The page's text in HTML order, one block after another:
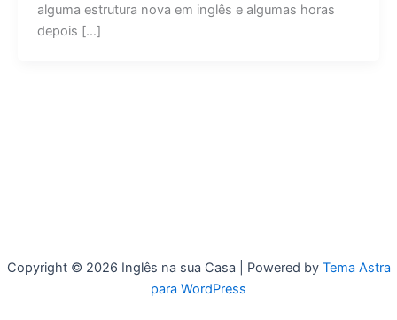
alguma estrutura nova em inglês e algumas horas
depois […]
Copyright © 2026 Inglês na sua Casa | Powered by Tema Astra
para WordPress